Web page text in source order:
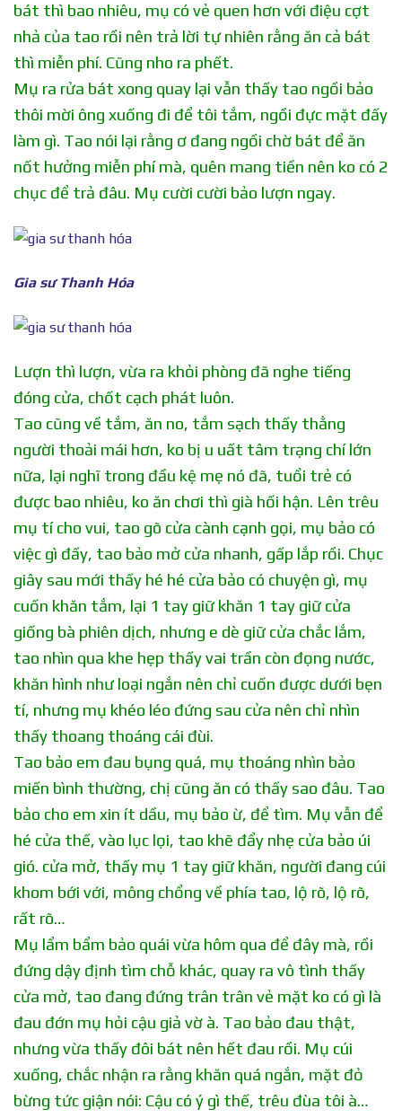
bát thì bao nhiêu, mụ có vẻ quen hơn với điệu cợt
nhả của tao rồi nên trả lời tự nhiên rằng ăn cả bát
thì miễn phí. Cũng nho ra phết.
Mụ ra rửa bát xong quay lại vẫn thấy tao ngồi bảo
thôi mời ông xuống đi để tôi tắm, ngồi đực mặt đấy
làm gì. Tao nói lại rằng ơ đang ngồi chờ bát để ăn
nốt hưởng miễn phí mà, quên mang tiền nên ko có 2
chục để trả đâu. Mụ cười cười bảo lượn ngay.
Gia sư Thanh Hóa
Lượn thì lượn, vừa ra khỏi phòng đã nghe tiếng
đóng cửa, chốt cạch phát luôn.
Tao cũng về tắm, ăn no, tắm sạch thấy thằng
người thoải mái hơn, ko bị u uất tâm trạng chí lớn
nữa, lại nghĩ trong đầu kệ mẹ nó đã, tuổi trẻ có
được bao nhiêu, ko ăn chơi thì già hối hận. Lên trêu
mụ tí cho vui, tao gõ cửa cành cạnh gọi, mụ bảo có
việc gì đấy, tao bảo mở cửa nhanh, gấp lắp rồi. Chục
giây sau mới thấy hé hé cửa bảo có chuyện gì, mụ
cuốn khăn tắm, lại 1 tay giữ khăn 1 tay giữ cửa
giống bà phiên dịch, nhưng e dè giữ cửa chắc lắm,
tao nhìn qua khe hẹp thấy vai trần còn đọng nước,
khăn hình như loại ngắn nên chỉ cuốn được dưới bẹn
tí, nhưng mụ khéo léo đứng sau cửa nên chỉ nhìn
thấy thoang thoáng cái đùi.
Tao bảo em đau bụng quá, mụ thoáng nhìn bảo
miến bình thường, chị cũng ăn có thấy sao đâu. Tao
bảo cho em xin ít dầu, mụ bảo ừ, để tìm. Mụ vẫn để
hé cửa thế, vào lục lọi, tao khẽ đẩy nhẹ cửa bảo úi
gió. cửa mở, thấy mụ 1 tay giữ khăn, người đang cúi
khom bới với, mông chổng về phía tao, lộ rõ, lộ rõ,
rất rõ…
Mụ lẩm bẩm bảo quái vừa hôm qua để đây mà, rồi
đứng dậy định tìm chỗ khác, quay ra vô tình thấy
cửa mở, tao đang đứng trân trân vẻ mặt ko có gì là
đau đớn mụ hỏi cậu giả vờ à. Tao bảo đau thật,
nhưng vừa thấy đôi bát nên hết đau rồi. Mụ cúi
xuống, chắc nhận ra rằng khăn quá ngắn, mặt đỏ
bừng tức giận nói: Cậu có ý gì thế, trêu đùa tôi à…